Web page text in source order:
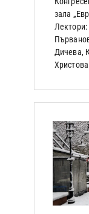
зала
Дичева,
Христова